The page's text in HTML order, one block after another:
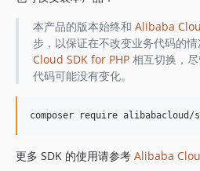
1.8.830
1.8.828
1.8.826
1.8.825
1.8.824
1.8.821
本产品的版本始终和 Alibaba
步，以保证在不改变业务代码的
Cloud SDK for PHP相互切换，尽
代码可能没有变化。
更多 SDK 的使用请参考 Alibaba